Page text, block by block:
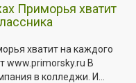
Приморья хватит
хватит на каждого
www.primorsky.ru В
в колледжи. И...